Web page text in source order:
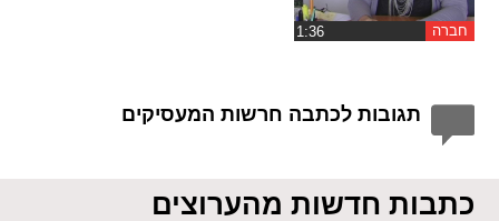
חברה
תגובות לכתבה חרשות המעסיקים
כתבות חדשות מהערוצים